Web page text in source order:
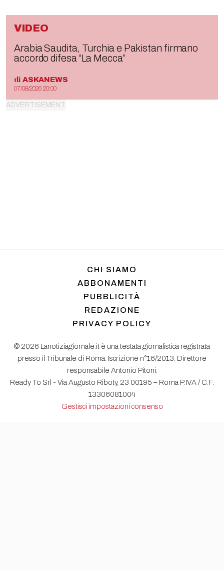
VIDEO
Arabia Saudita, Turchia e Pakistan firmano
accordo difesa “La Mecca”
di ASKANEWS
07/08/2026 20:00
CHI SIAMO
ABBONAMENTI
PUBBLICITÀ
REDAZIONE
PRIVACY POLICY
© 2026 Lanotiziagiornale.it è una testata giornalistica registrata
presso il Tribunale di Roma. Iscrizione n°16/2013. Direttore
responsabile Antonio Pitoni.
Ready To Srl - Via Augusto Riboty, 23 00195 – Roma P.IVA / C.F.
13306081004
Gestisci impostazioni consenso